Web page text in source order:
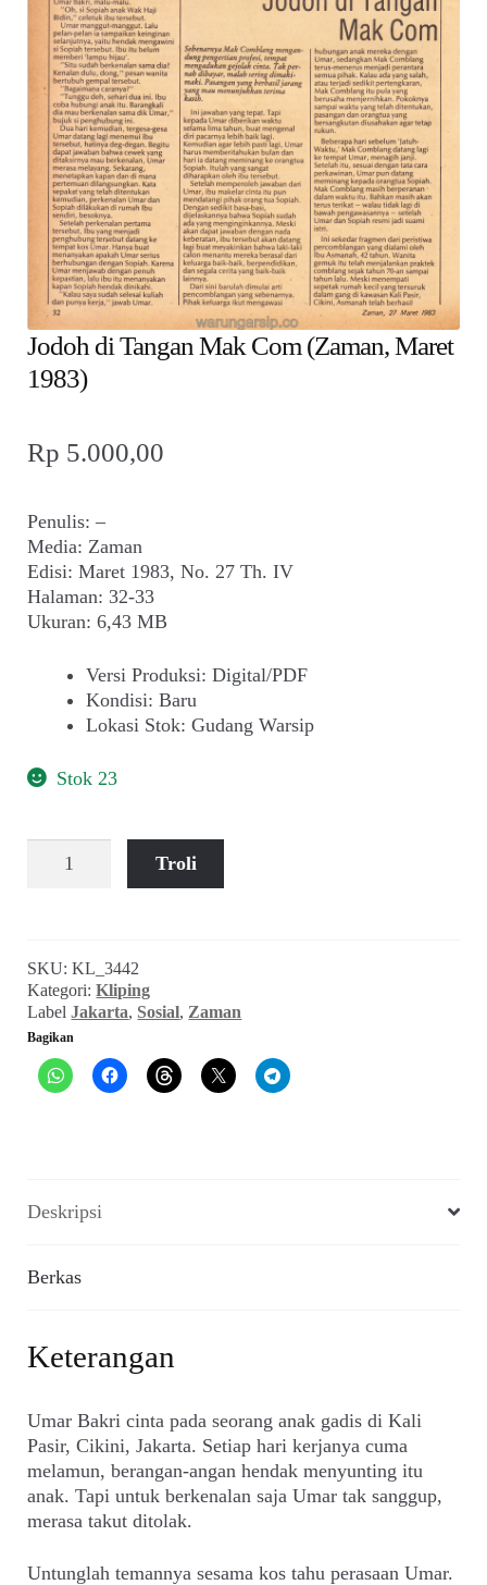
child
menu
Alamat
Rekening
Reseller
Jodoh di Tangan Mak Com (Zaman, Maret
1983)
Rp 5.000,00
Penulis: –
Media: Zaman
Edisi: Maret 1983, No. 27 Th. IV
Halaman: 32-33
Ukuran: 6,43 MB
Versi Produksi: Digital/PDF
Kondisi: Baru
Lokasi Stok: Gudang Warsip
Stok 23
Jodoh
Com
(Zaman,
Maret
1983)
Troli
SKU:KL_3442
Kategori:Kliping
LabelJakarta, Sosial, Zaman
Bagikan
Deskripsi
Berkas
Keterangan
Umar Bakri cinta pada seorang anak gadis di Kali
Pasir, Cikini, Jakarta. Setiap hari kerjanya cuma
melamun, berangan-angan hendak menyunting itu
anak. Tapi untuk berkenalan saja Umar tak sanggup,
merasa takut ditolak.
Untunglah temannya sesama kos tahu perasaan Umar.